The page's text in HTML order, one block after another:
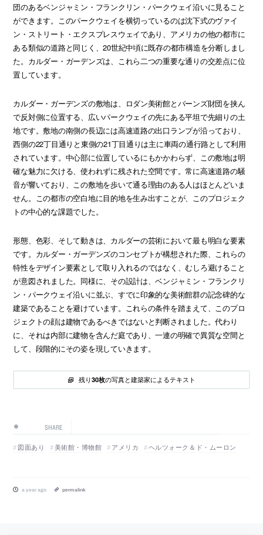
団のあるベンジャミン・フランクリン・パークウェイ沿いに見ること
ができます。このパークウェイを横切っているのは沈下式のヴァイ
ン・ストリート・エクスプレスウェイであり、アメリカの他の都市に
ある類似の道路と同じく、20世紀中頃に既存の都市構造を分断しまし
た。カルダー・ガーデンズは、これら二つの重要な通りの交差点に位
置しています。
カルダー・ガーデンズの敷地は、ロダン美術館とバーンズ財団を挟ん
で反対側に位置する、広いパークウェイの先にある平坦で先細りの土
地です。敷地の南側の長辺には高速道路の出口ランプが沿っており、
西側の22丁目通りと東側の21丁目通りは主に車両の通行路として利用
されています。中心部に位置しているにもかかわらず、この敷地は明
確な魅力に欠ける、使われずに残された空間です。常に高速道路の騒
音が響いており、この敷地を歩いて通る理由のある人はほとんどいま
せん。この都市の空白地に目的地を生み出すことが、このプロジェク
トの中心的な課題でした。
形態、色彩、そして動きは、カルダーの芸術において最も明白な要素
です。カルダー・ガーデンズのコンセプトが構想された際、これらの
特性をデザイン要素として取り入れるのではなく、むしろ避けること
が意図されました。同様に、その設計は、ベンジャミン・フランクリ
ン・パークウェイ沿いに並ぶ、すでに印象的な美術館群の記念碑的な
建築であることを避けています。これらの条件を踏まえて、このプロ
ジェクトの顔は建物であるべきではないと判断されました。代わり
に、それは内部に建物を含んだ庭であり、一連の明確で異質な空間と
して、段階的にその姿を現していきます。
残り30枚の写真と建築家によるテキスト
SHARE
図面あり 美術館・博物館 アメリカ ヘルツォーク＆ド・ムーロン
a year ago permalink